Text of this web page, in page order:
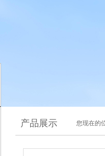
产品展示 您现在的